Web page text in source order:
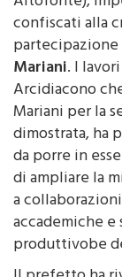
confiscati alla
Mariani. I
Arcidiacono
Mariani per la
dimostrata, ha
da porre in
di ampliare la
a
accademiche
produttivobe